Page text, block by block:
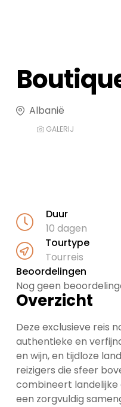
Albanië
GALERIJ
Duur
10 dagen
Tourtype
Tourreis
Beoordelingen
Nog geen
Overzicht
Deze exclusieve reis
authentieke en
en wijn, en tijdloze
reizigers die sfeer
combineert landelijke
een zorgvuldig